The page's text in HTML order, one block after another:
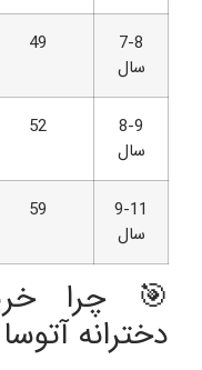
7-8
سال
49
8-9
سال
52
9-11
سال
59
🎯 چرا
دخترانه